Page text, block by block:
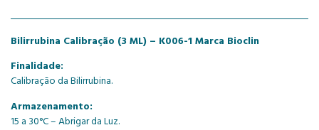
Bilirrubina Calibração (3 ML) – K006-1 Marca Bioclin
Finalidade:
Calibração da Bilirrubina.
Armazenamento:
15 a 30°C – Abrigar da Luz.